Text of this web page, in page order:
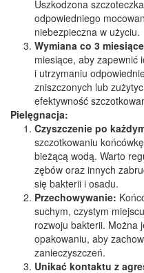
Uszkodzona
odpowiedniego
niebezpieczna w użyciu.
Wymiana co 3
miesiące, aby zapewnić
i utrzymaniu
zniszczonych lub
efektywność
Pielęgnacja:
Czyszczenie po
szczotkowaniu
bieżącą wodą. Warto
zębów oraz innych
się bakterii i osadu.
Przechowywanie:
suchym, czystym
rozwoju bakterii. Można
opakowaniu, aby
zanieczyszczeń.
Unikać kontaktu z